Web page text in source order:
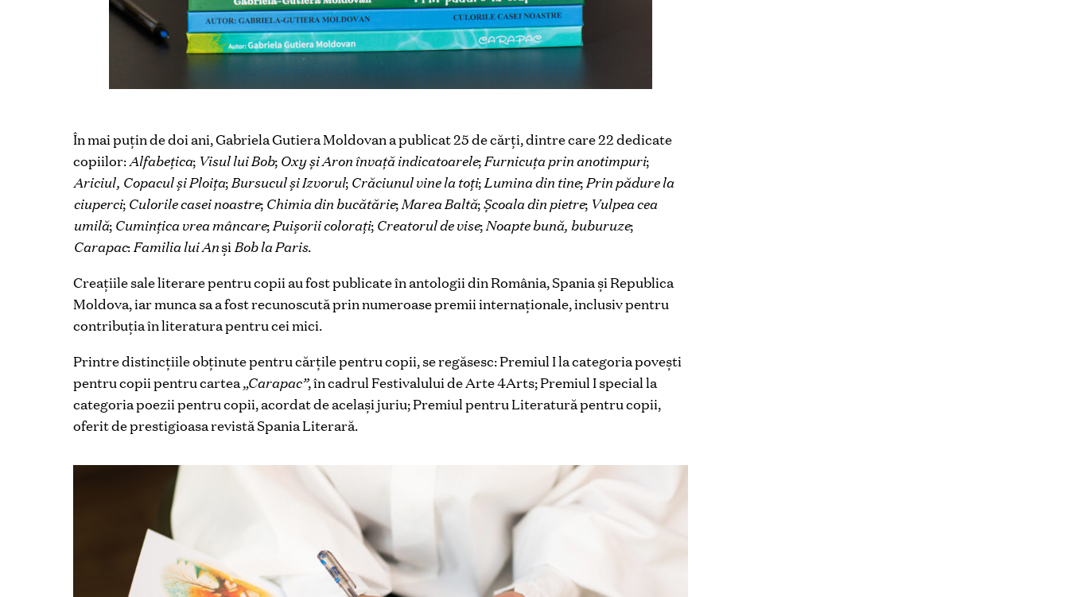
În mai puțin de doi ani, Gabriela Gutiera Moldovan a publicat 25 de cărți, dintre care 22 dedicate
copiilor:Alfabețica; Visul lui Bob; Oxy și Aron învață indicatoarele;Furnicuța prin anotimpuri;
Ariciul, Copacul și Ploița;Bursucul și Izvorul; Crăciunul vine la toți;Lumina din tine;Prin pădure la
ciuperci; Culorile casei noastre; Chimia din bucătărie;Marea Baltă;Școala din pietre; Vulpea cea
umilă; Cumințica vrea mâncare;Puișorii colorați; Creatorul de vise;Noapte bună, buburuze;
Carapac:Familia lui AnșiBob la Paris.
Creațiile sale literare pentru copii au fost publicate în antologii din România, Spania și Republica
Moldova, iar munca sa a fost recunoscută prin numeroase premii internaționale, inclusiv pentru
contribuția în literatura pentru cei mici.
Printre distincțiile obținute pentru cărțile pentru copii, se regăsesc: Premiul I la categoria povești
pentru copii pentru cartea„Carapac”, în cadrul Festivalului de Arte 4Arts; Premiul I special la
categoria poezii pentru copii, acordat de același juriu; Premiul pentru Literatură pentru copii,
oferit de prestigioasa revistă Spania Literară.